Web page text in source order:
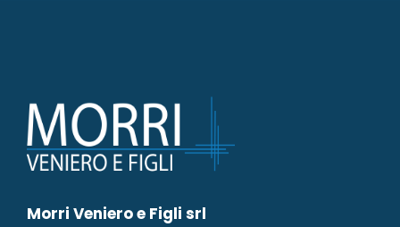
Morri Veniero e Figli srl